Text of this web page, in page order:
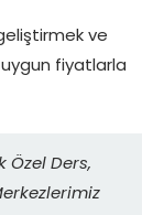
ve
fiyatlarla
Özel Ders,